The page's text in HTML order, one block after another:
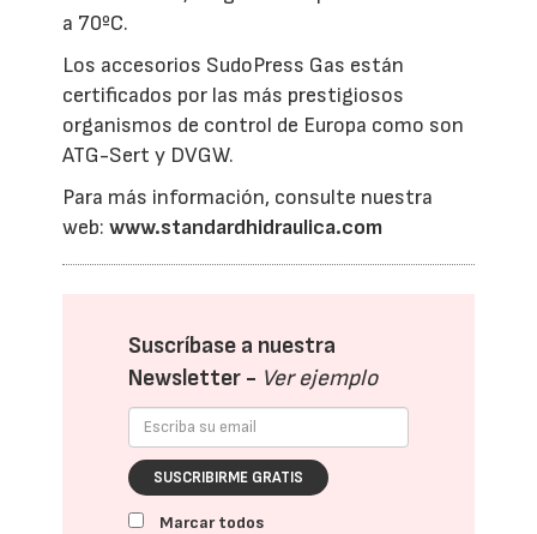
a 70ºC.
Los accesorios SudoPress Gas están
certificados por las más prestigiosos
organismos de control de Europa como son
ATG-Sert y DVGW.
Para más información, consulte nuestra
web:www.standardhidraulica.com
Suscríbase a nuestra
Newsletter - Ver ejemplo
SUSCRIBIRME GRATIS
Marcar todos